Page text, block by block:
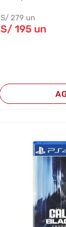
S/ 279 un
S/195 un